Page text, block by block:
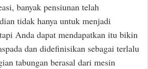
banyak pensiunan telah
tidak hanya untuk menjadi
Anda dapat mendapatkan itu bikin
dan didefinisikan sebagai terlalu
tabungan berasal dari mesin